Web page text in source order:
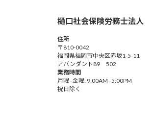
ジ
送
り
樋口社会保険労務士法人
住所
〒810-0042
福岡県福岡市中央区赤坂1-5-11
アバンダント89 502
業務時間
月曜–金曜: 9:00AM–5:00PM
祝日除く